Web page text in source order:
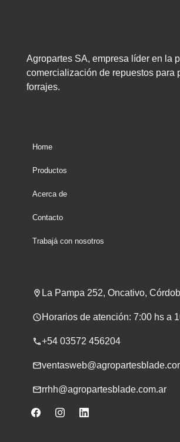
Agropartes SA, empresa líder en la
comercialización de repuestos para
forrajes.
Home
Productos
Acerca de
Contacto
Trabajá con nosotros
La Pampa 252, Oncativo,
Horarios de atención: 7:00 hs a
+54 03572 456204
rrhh@agropartesblade.com.ar